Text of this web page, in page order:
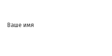
Ваше имя